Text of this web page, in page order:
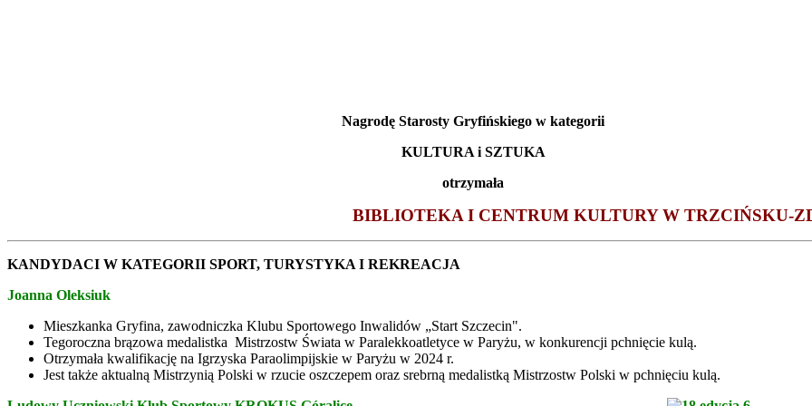
Nagrodę Starosty Gryfińskiego w kategorii
KULTURA i SZTUKA
otrzymała
BIBLIOTEKA I CENTRUM KULTURY W TRZCIŃSKU-
KANDYDACI W KATEGORII SPORT, TURYSTYKA I REKREACJA
Joanna Oleksiuk
Mieszkanka Gryfina, zawodniczka Klubu Sportowego Inwalidów „Start Szczecin".
Tegoroczna brązowa medalistka Mistrzostw Świata w Paralekkoatletyce w Paryżu, w konkurencji pchnięcie kulą.
Otrzymała kwalifikację na Igrzyska Paraolimpijskie w Paryżu w 2024 r.
Jest także aktualną Mistrzynią Polski w rzucie oszczepem oraz srebrną medalistką Mistrzostw Polski w pchnięciu kulą.